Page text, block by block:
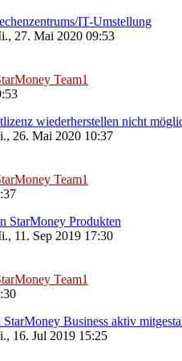
IT-Umstellung
27. Mai 2020 09:53
Team1
wiederherstellen nicht
26. Mai 2020 10:37
Team1
StarMoney Produkten
11. Sep 2019 17:30
Team1
Business aktiv
16. Jul 2019 15:25